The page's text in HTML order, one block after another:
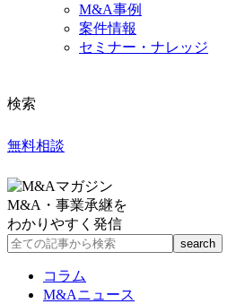
M&A事例
案件情報
セミナー・ナレッジ
検索
無料相談
M&A・事業承継を
わかりやすく発信
コラム
M&Aニュース